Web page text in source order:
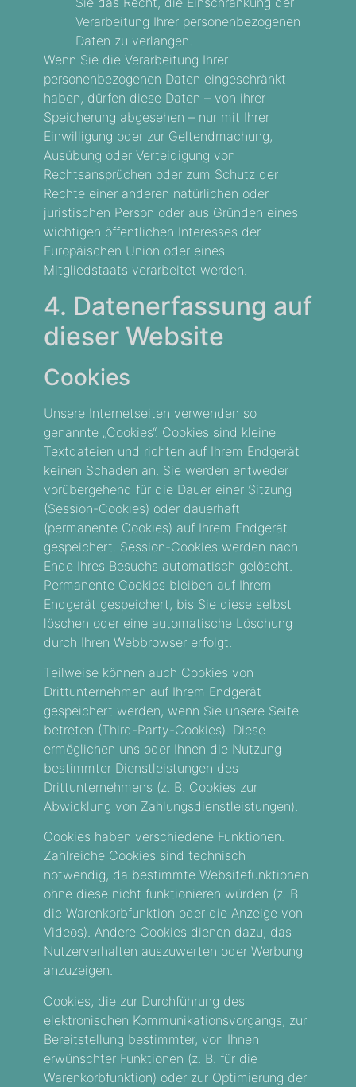
Verarbeitung Ihrer personenbezogenen
Daten zu verlangen.
Wenn Sie die Verarbeitung Ihrer
personenbezogenen Daten eingeschränkt
haben, dürfen diese Daten – von ihrer
Speicherung abgesehen – nur mit Ihrer
Einwilligung oder zur Geltendmachung,
Ausübung oder Verteidigung von
Rechtsansprüchen oder zum Schutz der
Rechte einer anderen natürlichen oder
juristischen Person oder aus Gründen eines
wichtigen öffentlichen Interesses der
Europäischen Union oder eines
Mitgliedstaats verarbeitet werden.
4. Datenerfassung auf
dieser Website
Cookies
Unsere Internetseiten verwenden so
genannte „Cookies“. Cookies sind kleine
Textdateien und richten auf Ihrem Endgerät
keinen Schaden an. Sie werden entweder
vorübergehend für die Dauer einer Sitzung
(Session-Cookies) oder dauerhaft
(permanente Cookies) auf Ihrem Endgerät
gespeichert. Session-Cookies werden nach
Ende Ihres Besuchs automatisch gelöscht.
Permanente Cookies bleiben auf Ihrem
Endgerät gespeichert, bis Sie diese selbst
löschen oder eine automatische Löschung
durch Ihren Webbrowser erfolgt.
Teilweise können auch Cookies von
Drittunternehmen auf Ihrem Endgerät
gespeichert werden, wenn Sie unsere Seite
betreten (Third-Party-Cookies). Diese
ermöglichen uns oder Ihnen die Nutzung
bestimmter Dienstleistungen des
Drittunternehmens (z. B. Cookies zur
Abwicklung von Zahlungsdienstleistungen).
Cookies haben verschiedene Funktionen.
Zahlreiche Cookies sind technisch
notwendig, da bestimmte Websitefunktionen
ohne diese nicht funktionieren würden (z. B.
die Warenkorbfunktion oder die Anzeige von
Videos). Andere Cookies dienen dazu, das
Nutzerverhalten auszuwerten oder Werbung
anzuzeigen.
Cookies, die zur Durchführung des
elektronischen Kommunikationsvorgangs, zur
Bereitstellung bestimmter, von Ihnen
erwünschter Funktionen (z. B. für die
Warenkorbfunktion) oder zur Optimierung der